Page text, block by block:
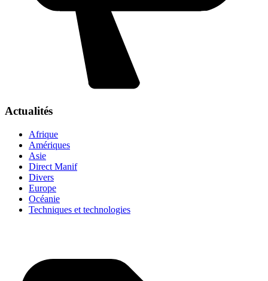
Actualités
Afrique
Amériques
Asie
Direct Manif
Divers
Europe
Océanie
Techniques et technologies